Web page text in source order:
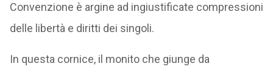
Convenzione è argine ad ingiustificate compressioni
delle libertà e diritti dei singoli.
In questa cornice, il monito che giunge da